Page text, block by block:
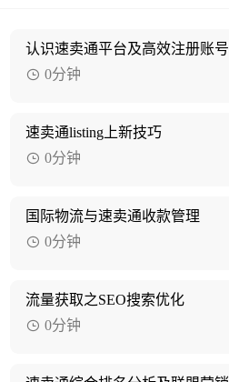
认识速卖通平台及高效注册账号
0分钟
速卖通listing上新技巧
0分钟
国际物流与速卖通收款管理
0分钟
流量获取之SEO搜索优化
0分钟